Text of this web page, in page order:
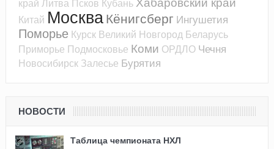
край Литва Псков Кубань
Китай МоскваКёнигсберг Ингушетия
Поморье Курск Великий Новгород Беларусь
Приморье Подмосковье Коми ОРДЛО Чечня
Новосибирск Залесье Бурятия
НОВОСТИ
Таблица чемпионата НХЛ